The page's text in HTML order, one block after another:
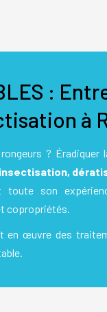
:
à
?
toute son
copropriétés.
en œuvre des